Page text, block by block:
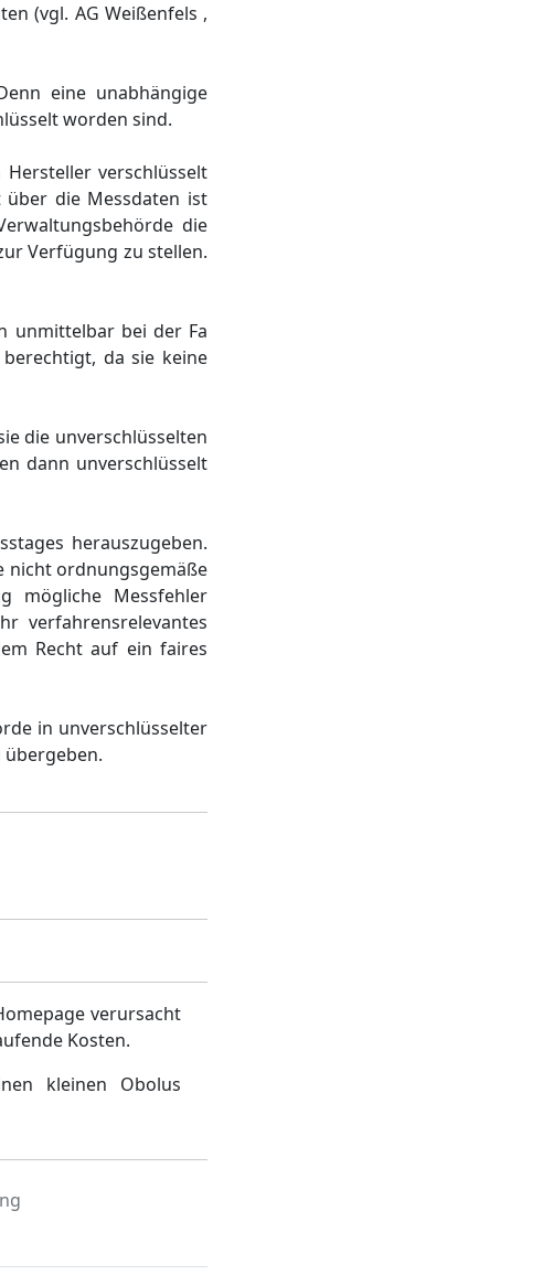
(vgl. AG Weißenfels ,
eine unabhängige
worden sind.
verschlüsselt
die Messdaten ist
die
Verfügung zu stellen.
unmittelbar bei der Fa
da sie keine
die unverschlüsselten
dann unverschlüsselt
herauszugeben.
nicht ordnungsgemäße
mögliche Messfehler
verfahrensrelevantes
Recht auf ein faires
in unverschlüsselter
übergeben.
verursacht
Kosten.
kleinen Obolus